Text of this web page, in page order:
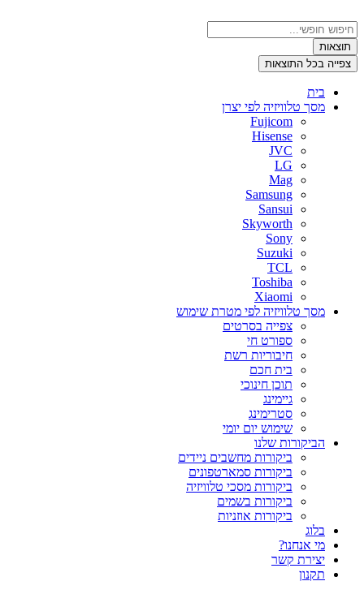
לתוכן
Search
...תוצאות
צפייה בכל התוצאות
בית
מסך טלוויזיה לפי יצרן
Fujicom
Hisense
JVC
LG
Mag
Samsung
Sansui
Skyworth
Sony
Suzuki
TCL
Toshiba
Xiaomi
מסך טלוויזיה לפי מטרת שימוש
צפייה בסרטים
ספורט חי
חיבוריות רשת
בית חכם
תוכן חינוכי
גיימינג
סטרימינג
שימוש יום יומי
הביקורות שלנו
ביקורות מחשבים ניידים
ביקורות סמארטפונים
ביקורות מסכי טלוויזיה
ביקורות בשמים
ביקורות אוזניות
בלוג
מי אנחנו?
יצירת קשר
תקנון